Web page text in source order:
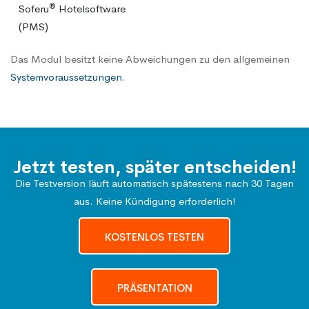
Soferu® Hotelsoftware
(PMS)
Das Modul besitzt keine Abweichungen zu den allgemeinen
Systemvoraussetzungen.
Jetzt testen, später entscheiden!
Die Testversion läuft automatisch spätestens nach 30 Tagen
aus. Keine Kündigung erforderlich!
KOSTENLOS TESTEN
PRÄSENTATION